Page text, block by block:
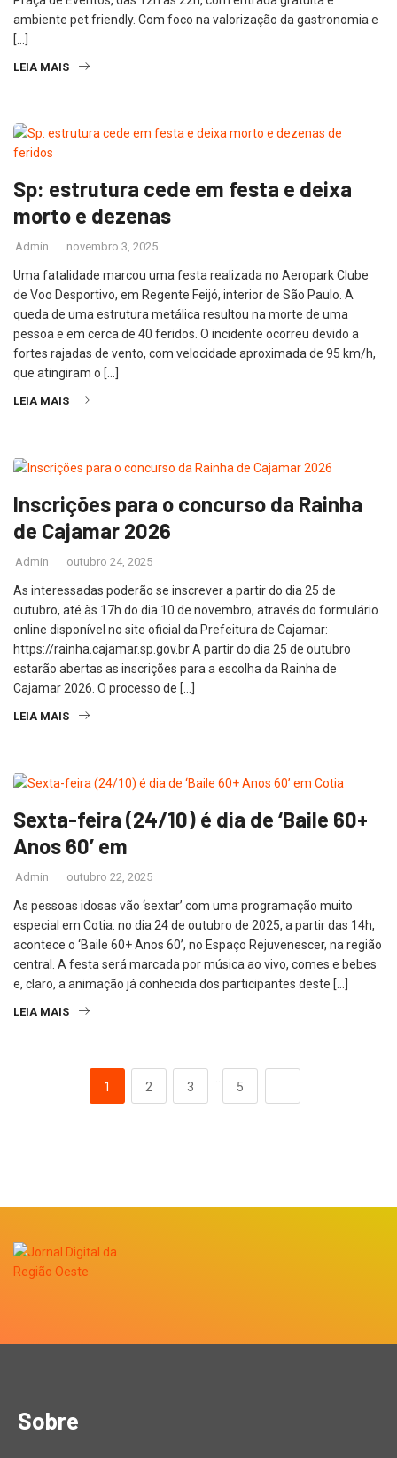
ambiente pet friendly. Com foco na valorização da gastronomia e
[…]
LEIA MAIS
Sp: estrutura cede em festa e deixa
morto e dezenas
Admin novembro 3, 2025
Uma fatalidade marcou uma festa realizada no Aeropark Clube
de Voo Desportivo, em Regente Feijó, interior de São Paulo. A
queda de uma estrutura metálica resultou na morte de uma
pessoa e em cerca de 40 feridos. O incidente ocorreu devido a
fortes rajadas de vento, com velocidade aproximada de 95 km/h,
que atingiram o […]
LEIA MAIS
Inscrições para o concurso da Rainha
de Cajamar 2026
Admin outubro 24, 2025
As interessadas poderão se inscrever a partir do dia 25 de
outubro, até às 17h do dia 10 de novembro, através do formulário
online disponível no site oficial da Prefeitura de Cajamar:
https://rainha.cajamar.sp.gov.br A partir do dia 25 de outubro
estarão abertas as inscrições para a escolha da Rainha de
Cajamar 2026. O processo de […]
LEIA MAIS
Sexta-feira (24/10) é dia de ‘Baile 60+
Anos 60’ em
Admin outubro 22, 2025
As pessoas idosas vão ‘sextar’ com uma programação muito
especial em Cotia: no dia 24 de outubro de 2025, a partir das 14h,
acontece o ‘Baile 60+ Anos 60’, no Espaço Rejuvenescer, na região
central. A festa será marcada por música ao vivo, comes e bebes
e, claro, a animação já conhecida dos participantes deste […]
LEIA MAIS
1 2 3 5
Sobre